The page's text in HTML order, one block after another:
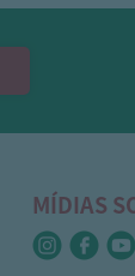
MÍDIAS